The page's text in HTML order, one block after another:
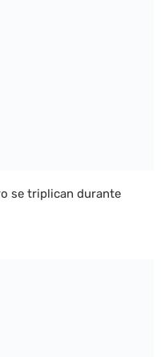
se triplican durante